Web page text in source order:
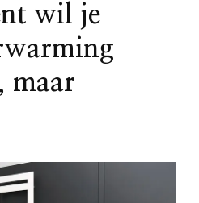
wil je
maar